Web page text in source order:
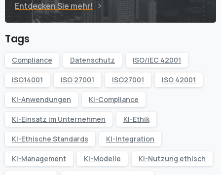
Entdecken Sie mehr!
Tags
Compliance Datenschutz ISO/IEC 42001
ISO14001 ISO 27001 ISO27001 ISO 42001
KI-Anwendungen KI-Compliance
KI-Einsatz im Unternehmen KI-Ethik
KI-Ethische Standards KI-Integration
KI-Management KI-Modelle KI-Nutzung ethisch